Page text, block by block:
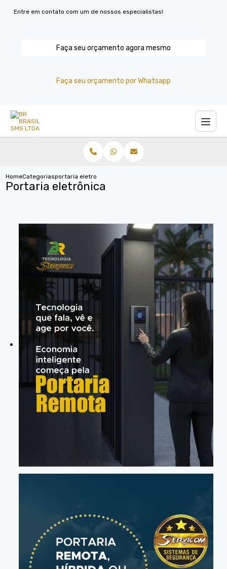
Entre em contato com um de nossos especialistas!
Faça seu orçamento agora mesmo
Faça seu orçamento por Whatsapp
HomeCategoriasportaria eletronica
Portaria eletrônica